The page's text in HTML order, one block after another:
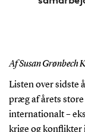
Af Susan Grønbech
Listen over sidste
præg af årets
internationalt –
krige og konflikter